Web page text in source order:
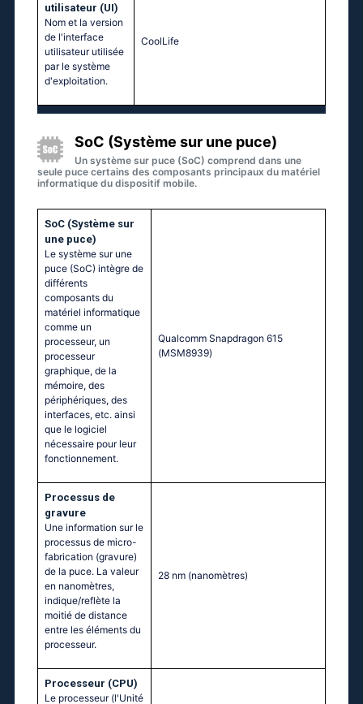
utilisateur (UI)
Nom et la version
de l'interface
utilisateur utilisée
par le système
d'exploitation.
CoolLife
SoC (Système sur une puce)
Un système sur puce (SoC) comprend dans une
seule puce certains des composants principaux du matériel
informatique du dispositif mobile.
SoC (Système sur
une puce)
Le système sur une
puce (SoC) intègre de
différents
composants du
matériel informatique
comme un
processeur, un
processeur
graphique, de la
mémoire, des
périphériques, des
interfaces, etc. ainsi
que le logiciel
nécessaire pour leur
fonctionnement.
Quаlсоmm Snарdrаgоn 615
(МSМ8939)
Processus de
gravure
Une information sur le
processus de micro-
fabrication (gravure)
de la puce. La valeur
en nanomètres,
indique/reflète la
moitié de distance
entre les éléments du
processeur.
28 nm (nanomètres)
Processeur (CPU)
Le processeur (l'Unité